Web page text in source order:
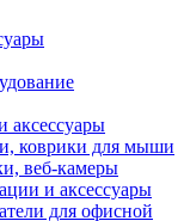
аксессуары
коврики для мыши
веб-камеры
и аксессуары
для офисной